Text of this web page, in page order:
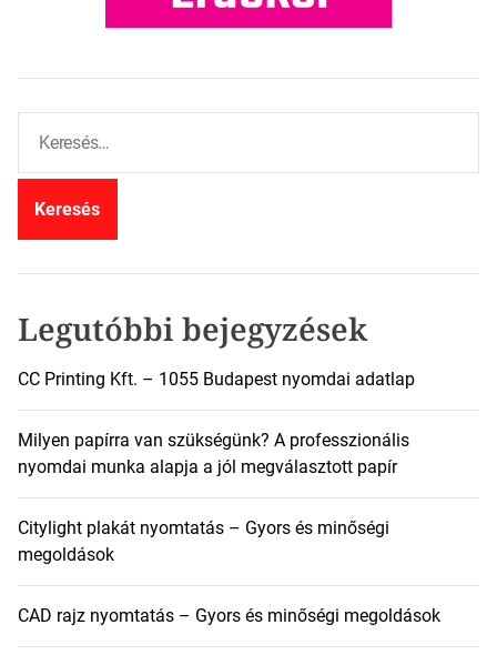
r
Legutóbbi bejegyzések
CC Printing Kft. – 1055 Budapest nyomdai adatlap
Milyen papírra van szükségünk? A professzionális
nyomdai munka alapja a jól megválasztott papír
Citylight plakát nyomtatás – Gyors és minőségi
megoldások
CAD rajz nyomtatás – Gyors és minőségi megoldások